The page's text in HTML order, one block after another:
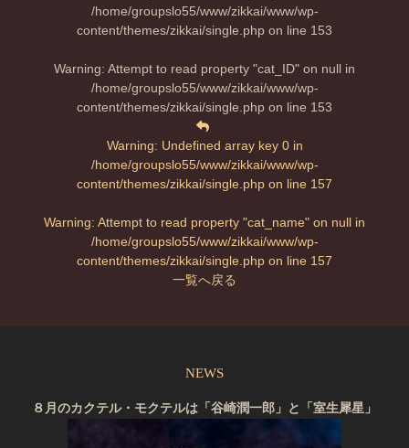
/home/groupslo55/www/zikkai/www/wp-
content/themes/zikkai/single.php on line 153
Warning: Attempt to read property "cat_ID" on null in
/home/groupslo55/www/zikkai/www/wp-
content/themes/zikkai/single.php on line 153
Warning: Undefined array key 0 in
/home/groupslo55/www/zikkai/www/wp-
content/themes/zikkai/single.php on line 157
Warning: Attempt to read property "cat_name" on null in
/home/groupslo55/www/zikkai/www/wp-
content/themes/zikkai/single.php on line 157
一覧へ戻る
NEWS
８月のカクテル・モクテルは「谷崎潤一郎」と「室生犀星」